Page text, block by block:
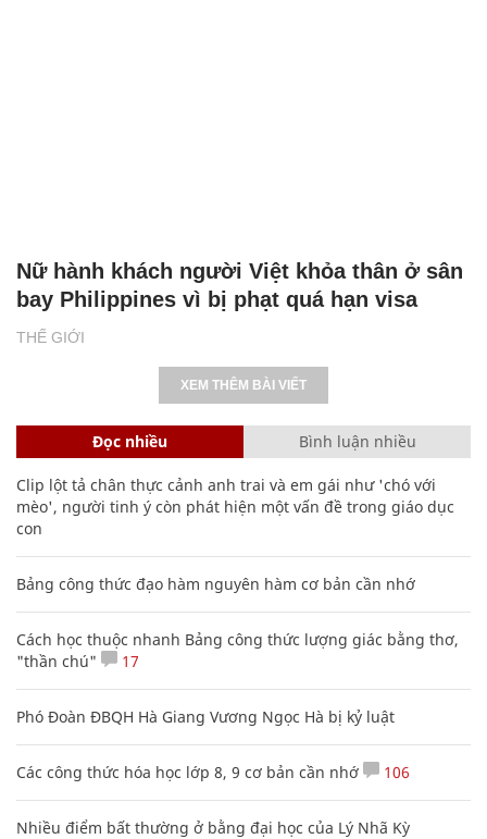
THẾ GIỚI
Nữ hành khách người Việt khỏa thân ở sân
bay Philippines vì bị phạt quá hạn visa
XEM THÊM BÀI VIẾT
Đọc nhiều Bình luận nhiều
Clip lột tả chân thực cảnh anh trai và em gái như 'chó với
mèo', người tinh ý còn phát hiện một vấn đề trong giáo dục
con
Bảng công thức đạo hàm nguyên hàm cơ bản cần nhớ
Cách học thuộc nhanh Bảng công thức lượng giác bằng thơ,
"thần chú"
17
Phó Đoàn ĐBQH Hà Giang Vương Ngọc Hà bị kỷ luật
Các công thức hóa học lớp 8, 9 cơ bản cần nhớ 106
Nhiều điểm bất thường ở bằng đại học của Lý Nhã Kỳ